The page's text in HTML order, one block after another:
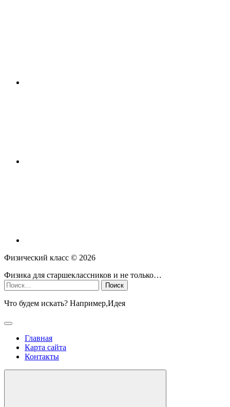
Физический класс © 2026
Физика для старшеклассников и не только…
Найти:
Что будем искать? Например,Идея
Главная
Карта сайта
Контакты